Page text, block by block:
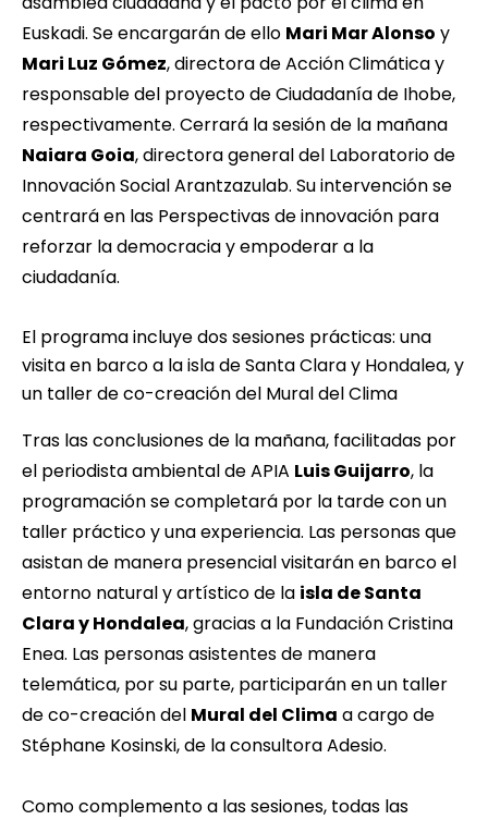
Euskadi. Se encargarán de ello Mari Mar Alonso y
Mari Luz Gómez, directora de Acción Climática y
responsable del proyecto de Ciudadanía de Ihobe,
respectivamente. Cerrará la sesión de la mañana
Naiara Goia, directora general del Laboratorio de
Innovación Social Arantzazulab. Su intervención se
centrará en las Perspectivas de innovación para
reforzar la democracia y empoderar a la
ciudadanía.
El programa incluye dos sesiones prácticas: una
visita en barco a la isla de Santa Clara y Hondalea, y
un taller de co-creación del Mural del Clima
Tras las conclusiones de la mañana, facilitadas por
el periodista ambiental de APIA Luis Guijarro, la
programación se completará por la tarde con un
taller práctico y una experiencia. Las personas que
asistan de manera presencial visitarán en barco el
entorno natural y artístico de la isla de Santa
Clara y Hondalea, gracias a la Fundación Cristina
Enea. Las personas asistentes de manera
telemática, por su parte, participarán en un taller
de co-creación del Mural del Clima a cargo de
Stéphane Kosinski, de la consultora Adesio.
Como complemento a las sesiones, todas las